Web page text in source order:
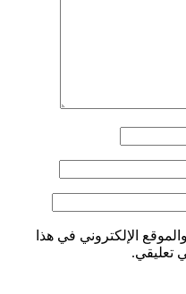
الإلكتروني في هذا
تعليقي.